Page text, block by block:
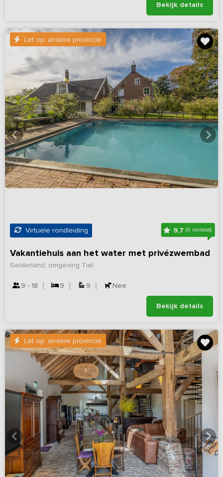
Bekijk details
Let op: andere provincie
Virtuele rondleiding 9,7(6 reviews)
Vakantiehuis aan het water met privézwembad
Gelderland, omgeving Tiel
9 - 18 9 9 Nee
Bekijk details
Let op: andere provincie